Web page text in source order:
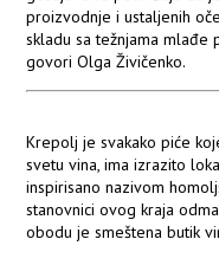
proizvodnje i ustaljenih
skladu sa težnjama mlađe
govori Olga Živičenko.
Krepolj je svakako piće
svetu vina, ima izrazito
inspirisano nazivom
stanovnici ovog kraja
obodu je smeštena butik